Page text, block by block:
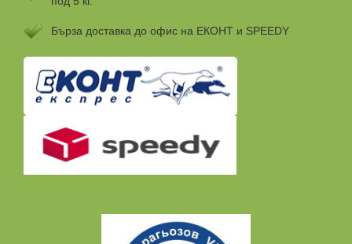
Бързa доставка до офис на ЕКОНТ и SPEEDY